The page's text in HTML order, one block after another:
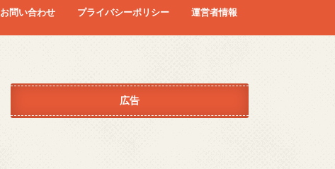
お問い合わせ プライバシーポリシー 運営者情報
広告